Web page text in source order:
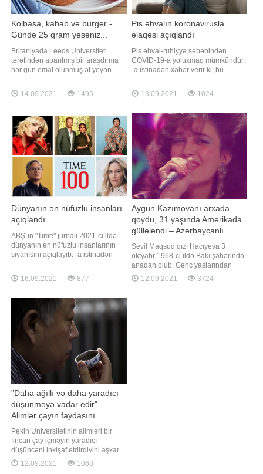
Kolbasa, kabab və burger -
Gündə 25 qram yesəniz...
Britaniyada Leeds Universiteti
tərəfindən aparılmış bir araşdırma
hər gün emal olunmuş ət yeyən
zəifləməsi) riskinin 44 faiz arta
biləcəyini göstərib. -a istinadən
kabab və burger kimi qidaların orta
və daha yuxarı yaşlarda beyin
sağlamlığın
14.09.2021 1495
Pis əhvalın koronavirusla
əlaqəsi açıqlandı
Pis əhval-ruhiyyə səbəbindən
COVID-19-a yoluxmaq mümkündür.
-a istinadən xəbər verir ki, bu
Malinovskaya koronavirusun
gözlənilməz səbəbləri barədə
sözlərinə görə, insanın psixoloji
vəziyyətinin immun sistemə böyük
təsiri var. "Qorxu
13.09.2021 1024
Dünyanın ən nüfuzlu insanları
açıqlandı
ABŞ-ın "Time" jurnalı 2021-ci ildə
dünyanın ən nüfuzlu insanlarının
siyahısını açıqlayıb. -a istinadən
siyahı "Liderlər", "İxtiraçılar",
"İncəsənət xadimləri", "Yenilikçilər"
16.09.2021 877
Aygün Kazımovanı arxada
qoydu, 31 yaşında Amerikada
güllələndi – Azərbaycanlı
müğənninin faciəvi həyatı
Sevil Maqsud qızı Hacıyeva 3
oktyabr 1968-ci ildə Bakı şəhərində
anadan olub. Gənc yaşlarından
etibarən musiqi fəaliyyətinə
başlayan Sevilin qısa zaman
12.09.2021 3724
"Daha ağıllı və daha yaradıcı
düşünməyə vadar edir" -
Alimlər çayın faydasını
araşdırdı...
Pekin Universitetinin alimləri bir
fincan çay içməyin yaradıcı
düşüncəni inkişaf etdirdiyini aşkar
ediblər. Araşdırma nəticəsində
mütəxəssislər çayın bioloji
12.09.2021 1068